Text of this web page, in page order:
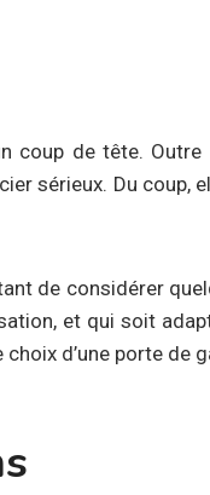
coup de tête.
sérieux. Du coup,
de considérer
et qui soit
d’une porte de